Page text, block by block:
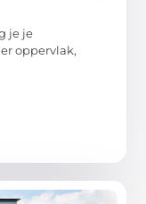
je je
oppervlak,